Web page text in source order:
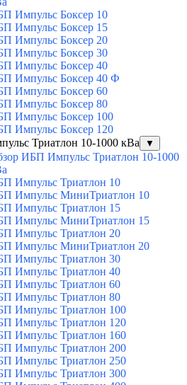
Импульс Боксер 10
Импульс Боксер 15
Импульс Боксер 20
Импульс Боксер 30
Импульс Боксер 40
Импульс Боксер 40 Ф
Импульс Боксер 60
Импульс Боксер 80
Импульс Боксер 100
Импульс Боксер 120
Триатлон 10-1000 кВа
▼
ИБП Импульс Триатлон 10-1000
Импульс Триатлон 10
Импульс МиниТриатлон 10
Импульс Триатлон 15
Импульс МиниТриатлон 15
Импульс Триатлон 20
Импульс МиниТриатлон 20
Импульс Триатлон 30
Импульс Триатлон 40
Импульс Триатлон 60
Импульс Триатлон 80
Импульс Триатлон 100
Импульс Триатлон 120
Импульс Триатлон 160
Импульс Триатлон 200
Импульс Триатлон 250
Импульс Триатлон 300